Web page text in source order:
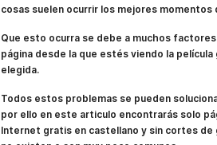
cosas suelen ocurrir los mejores momentos
Que esto ocurra se debe a muchos
página desde la que estés viendo la
elegida.
Todos estos problemas se pueden
por ello en este articulo encontrarás solo
Internet gratis en castellano y sin cortes